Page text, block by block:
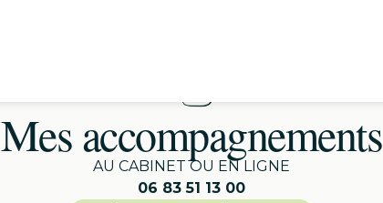
Mes accompagnements
AU CABINET OU EN LIGNE
06 83 51 13 00